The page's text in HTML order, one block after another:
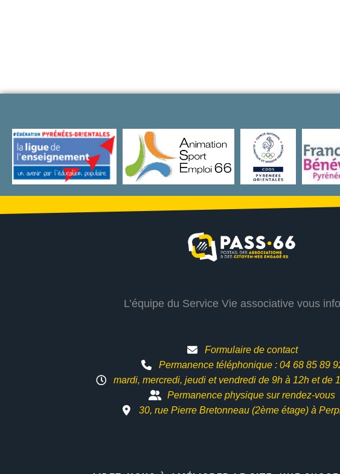
L’équipe du Service Vie associative vous
Formulaire de contact
Permanence téléphonique : 04 68 85 89
mardi, mercredi, jeudi et vendredi de 9h à 12h etde
Permanence physique sur rendez-vous
30, rue Pierre Bretonneau (2ème étage) à